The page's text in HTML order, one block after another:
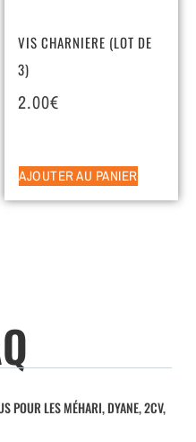
VIS CHARNIERE (LOT DE
3)
2.00€
AJOUTER AU PANIER
POUR LES MÉHARI, DYANE, 2CV,